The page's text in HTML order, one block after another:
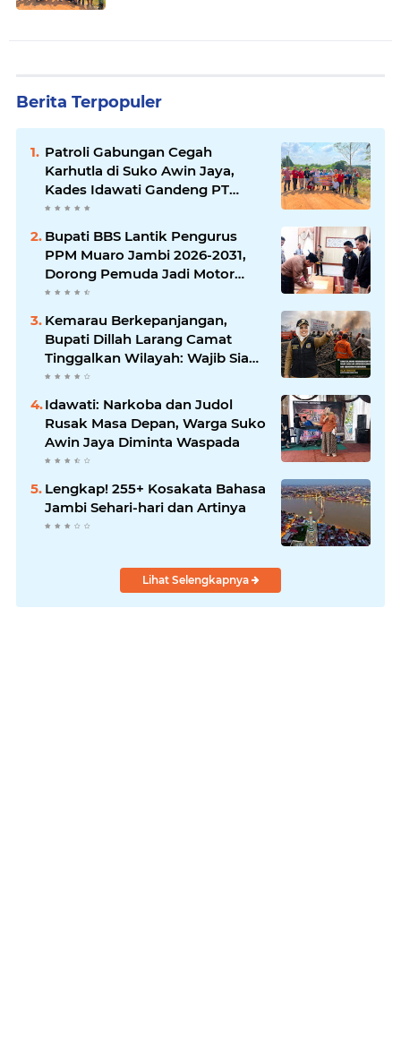
Berita Terpopuler
Patroli Gabungan Cegah
Karhutla di Suko Awin Jaya,
Kades Idawati Gandeng PT
BBB-S, TNI dan BPD
Bupati BBS Lantik Pengurus
PPM Muaro Jambi 2026-2031,
Dorong Pemuda Jadi Motor
Perubahan
Kemarau Berkepanjangan,
Bupati Dillah Larang Camat
Tinggalkan Wilayah: Wajib Siaga
Hadapi Karhutla dan Kebakaran
Permukiman
Idawati: Narkoba dan Judol
Rusak Masa Depan, Warga Suko
Awin Jaya Diminta Waspada
Lengkap! 255+ Kosakata Bahasa
Jambi Sehari-hari dan Artinya
Lihat Selengkapnya